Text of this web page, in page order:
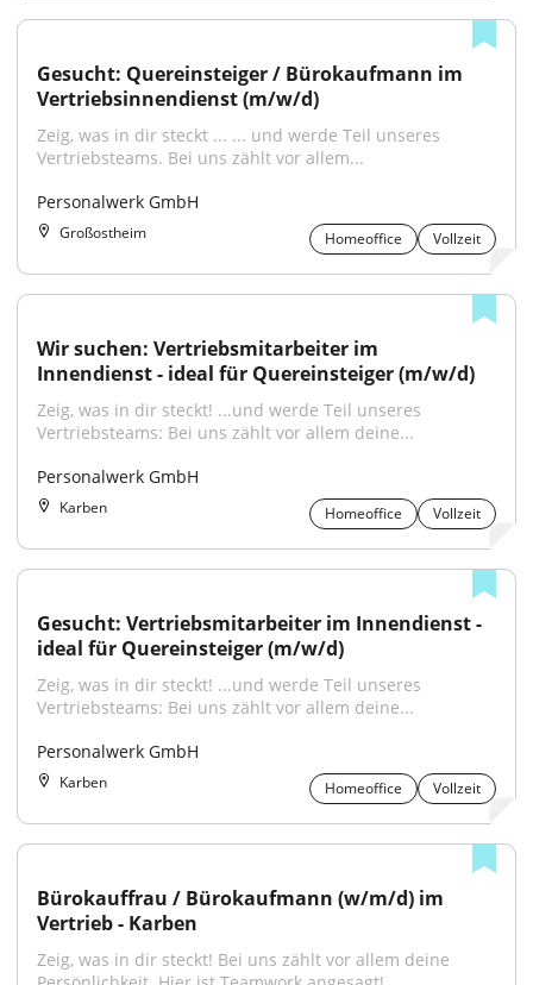
Gesucht: Quereinsteiger / Bürokaufmann im
Vertriebsinnendienst (m/w/d)
Zeig, was in dir steckt ... ... und werde Teil unseres
Vertriebsteams. Bei uns zählt vor allem...
Personalwerk GmbH
Großostheim Homeoffice Vollzeit
Wir suchen: Vertriebsmitarbeiter im
Innendienst - ideal für Quereinsteiger (m/w/d)
Zeig, was in dir steckt! ...und werde Teil unseres
Vertriebsteams: Bei uns zählt vor allem deine...
Personalwerk GmbH
Karben Homeoffice Vollzeit
Gesucht: Vertriebsmitarbeiter im Innendienst -
ideal für Quereinsteiger (m/w/d)
Zeig, was in dir steckt! ...und werde Teil unseres
Vertriebsteams: Bei uns zählt vor allem deine...
Personalwerk GmbH
Karben Homeoffice Vollzeit
Bürokauffrau / Bürokaufmann (w/m/d) im
Vertrieb - Karben
Zeig, was in dir steckt! Bei uns zählt vor allem deine